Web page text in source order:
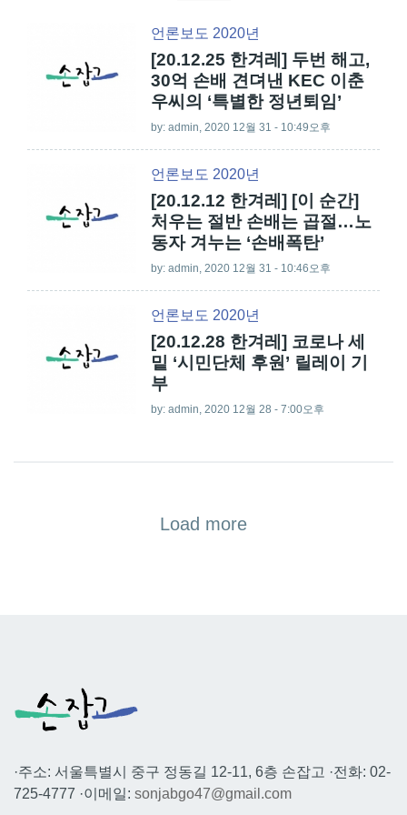
언론보도 2020년
[20.12.25 한겨레] 두번 해고,
30억 손배 견뎌낸 KEC 이춘
우씨의 ‘특별한 정년퇴임’
by: admin , 2020 12월 31 - 10:49오후
언론보도 2020년
[20.12.12 한겨레] [이 순간]
처우는 절반 손배는 곱절…노
동자 겨누는 ‘손배폭탄’
by: admin , 2020 12월 31 - 10:46오후
언론보도 2020년
[20.12.28 한겨레] 코로나 세
밑 ‘시민단체 후원’ 릴레이 기
부
by: admin , 2020 12월 28 - 7:00오후
Load more
·주소: 서울특별시 중구 정동길 12-11, 6층 손잡고 ·전화: 02-
725-4777 ·이메일: sonjabgo47@gmail.com